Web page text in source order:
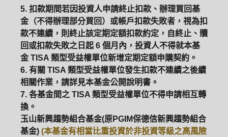
5. 扣款期間若因投資人申請終止扣款、辦理買回基
金（不得辦理部分買回）或帳戶扣款失敗者，視為扣
款不連續，則終止該定期定額扣款約定，自終止、贖
回或扣款失敗之日起 6 個月內，投資人不得就本基
金 TISA 類型受益權單位新增定期定額申購契約。
6. 有關 TISA 類型受益權單位發生扣款不連續之後續
相關作業，請詳見本基金公開說明書。
7. 各基金間之 TISA 類型受益權單位不得申請相互轉
換。
玉山新興趨勢組合基金(原PGIM保德信新興趨勢組合
基金) (本基金有相當比重投資於非投資等級之高風險